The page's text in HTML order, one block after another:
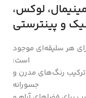
لوکس،
و پینترستی
هر سلیقه‌ای موجود
است:
رنگ‌های مدرن و
جسورانه